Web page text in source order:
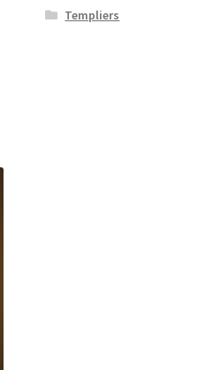
Templiers